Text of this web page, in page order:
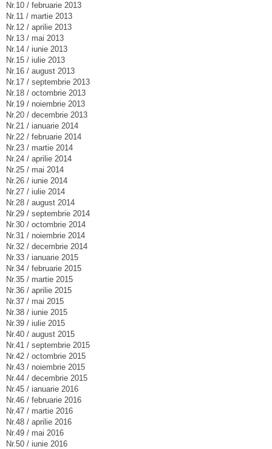
Nr.10 / februarie 2013
Nr.11 / martie 2013
Nr.12 / aprilie 2013
Nr.13 / mai 2013
Nr.14 / iunie 2013
Nr.15 / iulie 2013
Nr.16 / august 2013
Nr.17 / septembrie 2013
Nr.18 / octombrie 2013
Nr.19 / noiembrie 2013
Nr.20 / decembrie 2013
Nr.21 / ianuarie 2014
Nr.22 / februarie 2014
Nr.23 / martie 2014
Nr.24 / aprilie 2014
Nr.25 / mai 2014
Nr.26 / iunie 2014
Nr.27 / iulie 2014
Nr.28 / august 2014
Nr.29 / septembrie 2014
Nr.30 / octombrie 2014
Nr.31 / noiembrie 2014
Nr.32 / decembrie 2014
Nr.33 / ianuarie 2015
Nr.34 / februarie 2015
Nr.35 / martie 2015
Nr.36 / aprilie 2015
Nr.37 / mai 2015
Nr.38 / iunie 2015
Nr.39 / iulie 2015
Nr.40 / august 2015
Nr.41 / septembrie 2015
Nr.42 / octombrie 2015
Nr.43 / noiembrie 2015
Nr.44 / decembrie 2015
Nr.45 / ianuarie 2016
Nr.46 / februarie 2016
Nr.47 / martie 2016
Nr.48 / aprilie 2016
Nr.49 / mai 2016
Nr.50 / iunie 2016